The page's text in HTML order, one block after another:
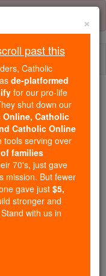
...
of the Rosary
25
décimo mês, no
×
past this
Catholic
de-platformed
for our pro-life
shut down our
Online, Catholic
Catholic Online
tools serving over
families
70's, just gave
mission. But fewer
gave just$5,
stronger and
with us in